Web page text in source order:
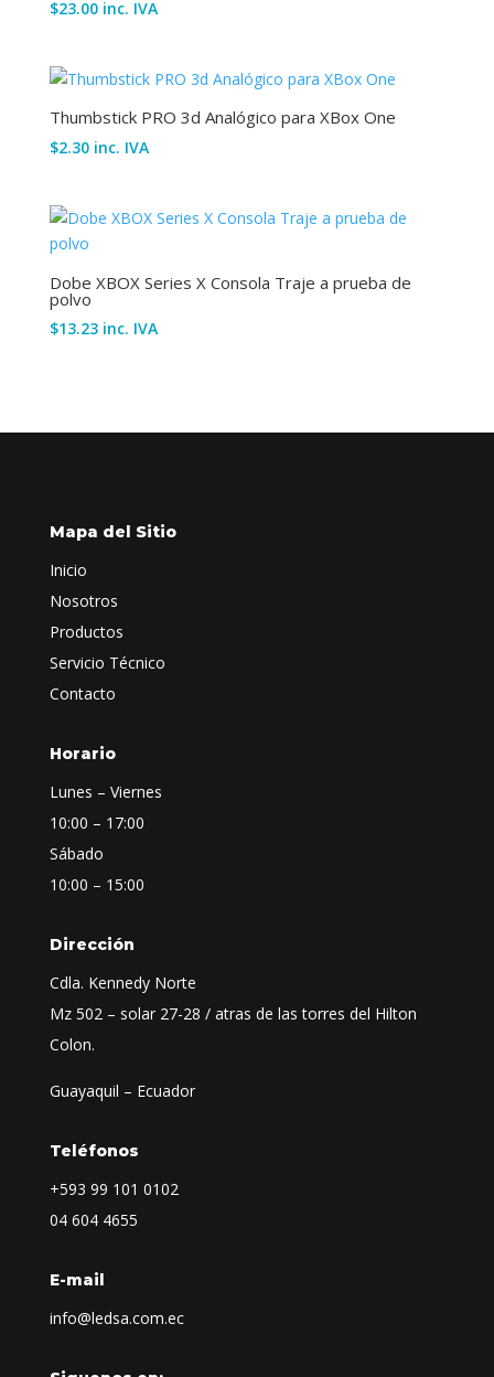
$23.00 inc. IVA
Thumbstick PRO 3d Analógico para XBox One
$2.30 inc. IVA
Dobe XBOX Series X Consola Traje a prueba de
polvo
$13.23 inc. IVA
Mapa del Sitio
Inicio
Nosotros
Productos
Servicio Técnico
Contacto
Horario
Lunes – Viernes
10:00 – 17:00
Sábado
10:00 – 15:00
Dirección
Cdla. Kennedy Norte
Mz 502 – solar 27-28 / atras de las torres del Hilton
Colon.
Guayaquil – Ecuador
Teléfonos
+593 99 101 0102
04 604 4655
E-mail
info@ledsa.com.ec